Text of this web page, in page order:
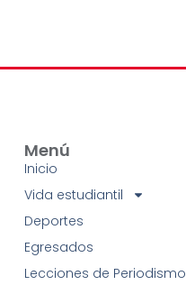
Menú
Inicio
Vida estudiantil
Deportes
Egresados
Lecciones de Periodismo